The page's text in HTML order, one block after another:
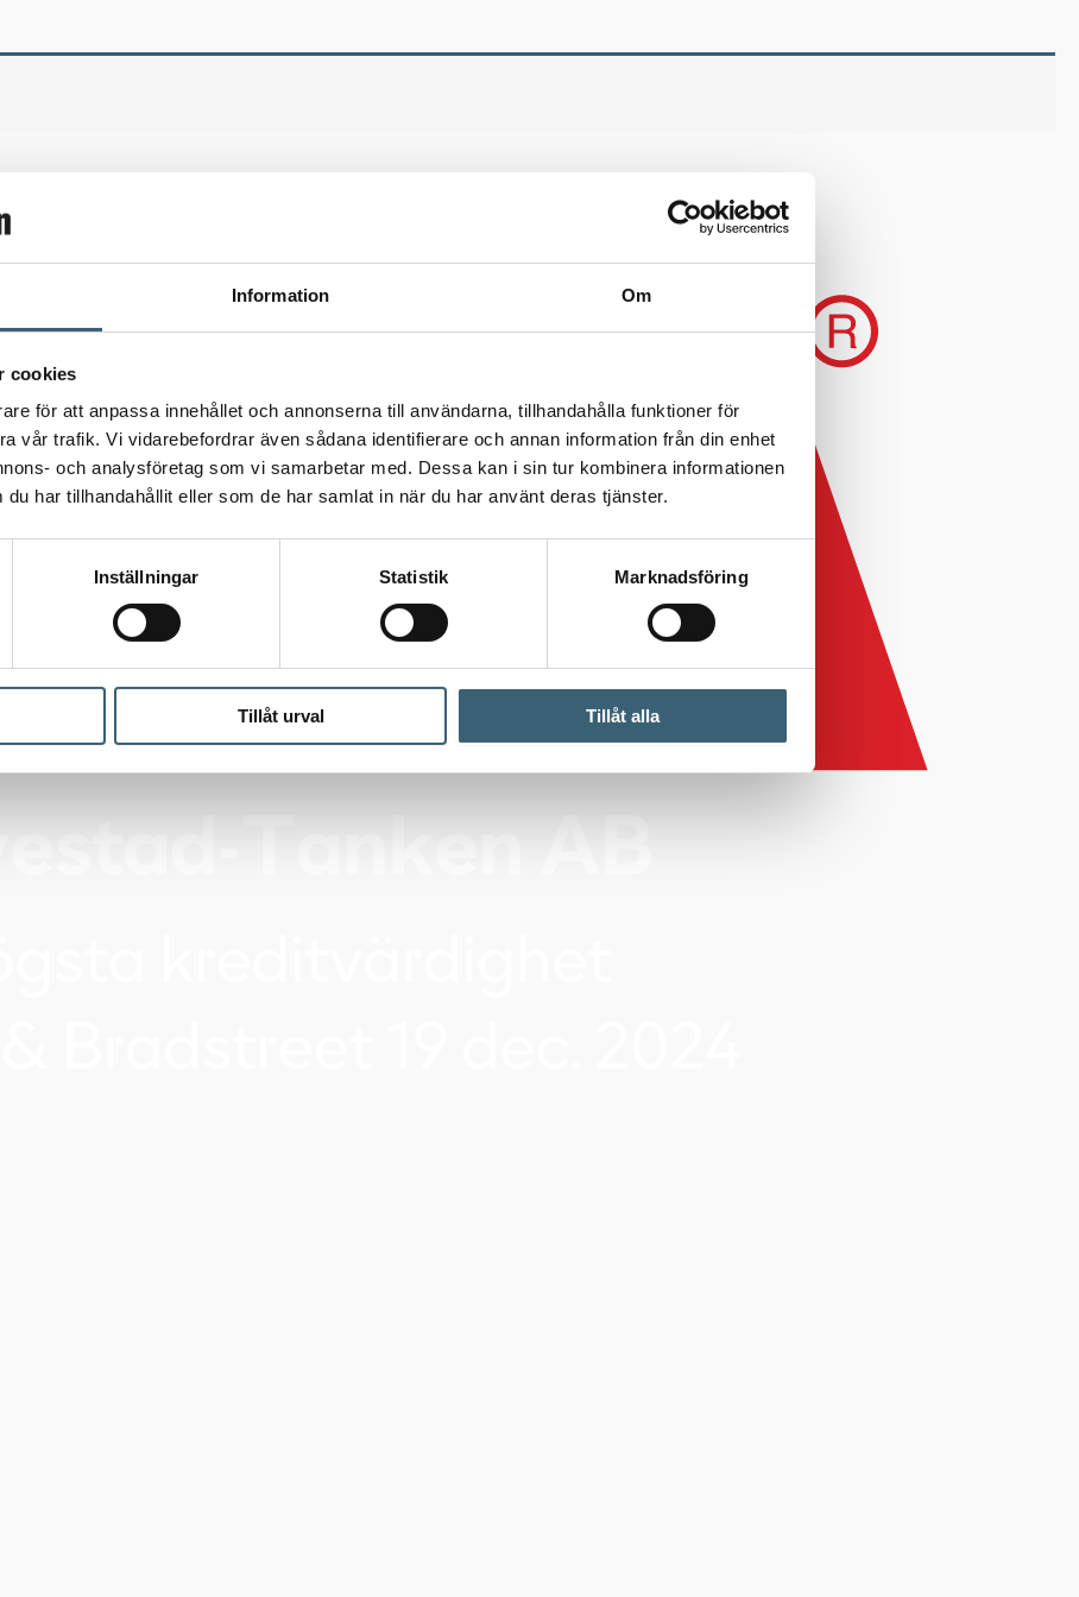
Information Om
cookies
för att anpassa innehållet och annonserna till användarna, tillhandahålla funktioner för
vår trafik. Vi vidarebefordrar även sådana identifierare och annan information från din enhet
och analysföretag som vi samarbetar med. Dessa kan i sin tur kombinera informationen
du har tillhandahållit eller som de har samlat in när du har använt deras tjänster.
Inställningar Statistik Marknadsföring
Tillåt urval Tillåt alla